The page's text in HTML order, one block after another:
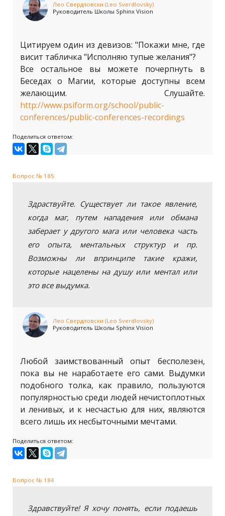
Лео Свердловски (Leo Sverdlovsky)
Руководитель Школы Sphinx Vision
Цитируем один из девизов: "Покажи мне, где
висит табличка "Исполняю тупые желания"?
Все остальное вы можете почерпнуть в
Беседах о Магии, которые доступны всем
желающим. Слушайте.
http://www.psiform.org/school/public-
conferences/public-conferences-recordings
Поделиться ответом:
Вопрос № 185
Здраствуйте. Существует ли такое явление,
когда маг, путем нападения или обмана
заберает у другого мага или человека часть
его опыта, ментальных структур и пр.
Возможны ли впринципе такие кражи,
которые нацелены на душу или ментал или
это все выдумка.
Лео Свердловски (Leo Sverdlovsky)
Руководитель Школы Sphinx Vision
Любой заимствованный опыт бесполезен,
пока вы не наработаете его сами. Выдумки
подобного толка, как правило, пользуются
популярностью среди людей нечистоплотных
и ленивых, и к несчастью для них, являются
всего лишь их несбыточными мечтами.
Поделиться ответом:
Вопрос № 184
Здравствуйте! Я хочу понять, если подаешь